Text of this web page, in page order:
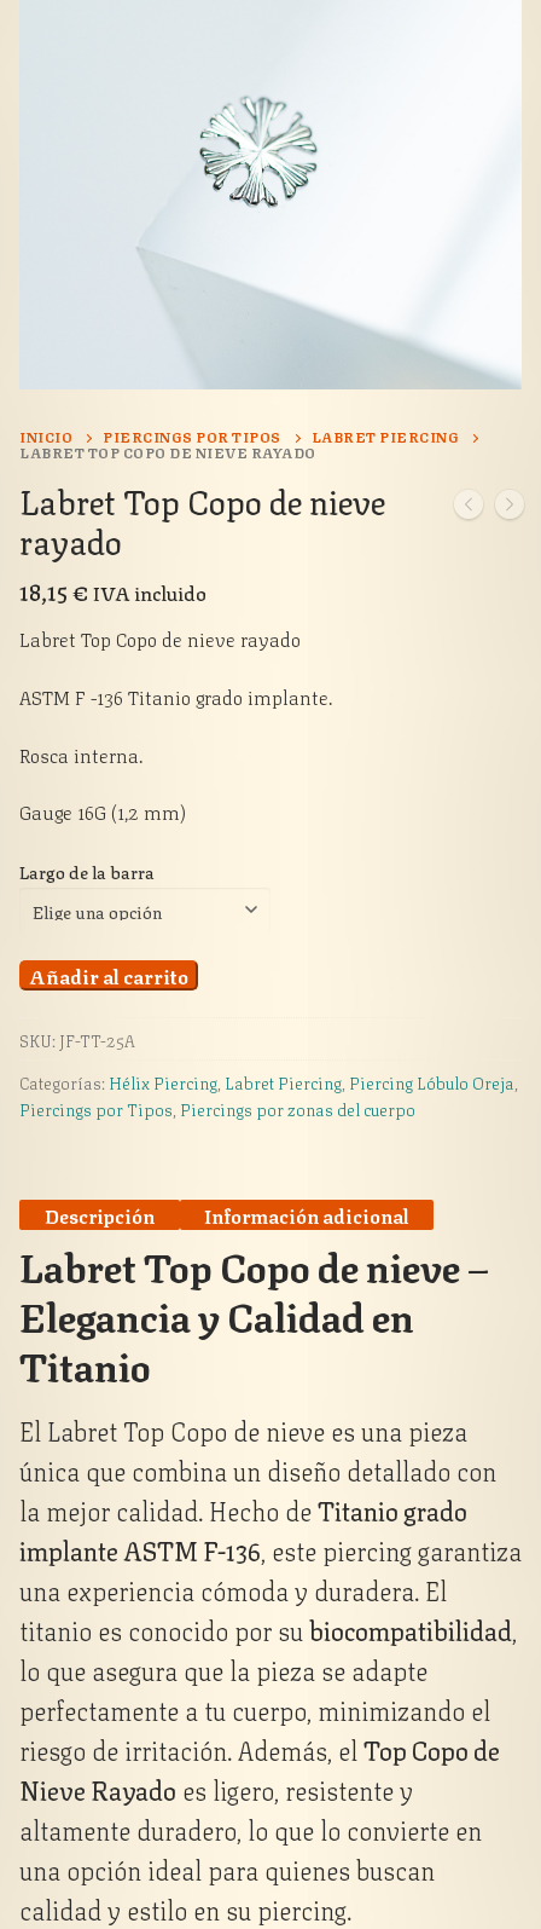
INICIO PIERCINGS POR TIPOS LABRET PIERCING
LABRET TOP COPO DE NIEVE RAYADO
Labret Top Copo de nieve
rayado
18,15€ IVA incluido
Labret Top Copo de nieve rayado
ASTM F -136 Titanio grado implante.
Rosca interna.
Gauge 16G (1,2 mm)
Largo de la barra
Labret
Copo
de
nieve
rayado
Añadir al carrito
SKU: JF-TT-25A
Categorías: Hélix Piercing Labret Piercing Piercing Lóbulo Oreja
Piercings por Tipos Piercings por zonas del cuerpo
Descripción Información adicional
Labret Top Copo de nieve –
Elegancia y Calidad en
Titanio
El Labret Top Copo de nieve es una pieza
única que combina un diseño detallado con
la mejor calidad. Hecho deTitanio grado
implante ASTM F-136, este piercing garantiza
una experiencia cómoda y duradera. El
titanio es conocido por subiocompatibilidad,
lo que asegura que la pieza se adapte
perfectamente a tu cuerpo, minimizando el
riesgo de irritación. Además, el Top Copo de
Nieve Rayado es ligero, resistente y
altamente duradero, lo que lo convierte en
una opción ideal para quienes buscan
calidad y estilo en su piercing.